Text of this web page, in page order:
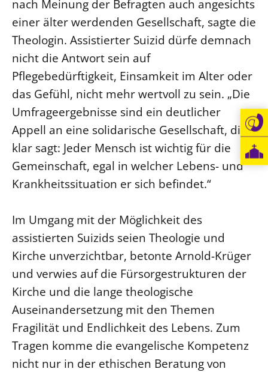
nach Meinung der Befragten auch angesichts
einer älter werdenden Gesellschaft, sagte die
Theologin. Assistierter Suizid dürfe demnach
nicht die Antwort sein auf
Pflegebedürftigkeit, Einsamkeit im Alter oder
das Gefühl, nicht mehr wertvoll zu sein. „Die
Umfrageergebnisse sind ein deutlicher
Appell an eine solidarische Gesellschaft, die
klar sagt: Jeder Mensch ist wichtig für die
Gemeinschaft, egal in welcher Lebens- und
Krankheitssituation er sich befindet.“
Im Umgang mit der Möglichkeit des
assistierten Suizids seien Theologie und
Kirche unverzichtbar, betonte Arnold-Krüger
und verwies auf die Fürsorgestrukturen der
Kirche und die lange theologische
Auseinandersetzung mit den Themen
Fragilität und Endlichkeit des Lebens. Zum
Tragen komme die evangelische Kompetenz
nicht nur in der ethischen Beratung von